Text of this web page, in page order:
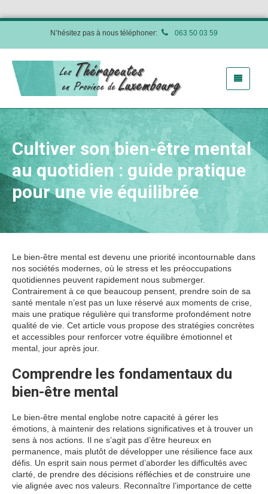
N’hésitez pas à nous téléphoner: 063 50 03 59
Cultiver son bien-être mental
au quotidien : guide pratique
pour une vie équilibrée
Le bien-être mental est devenu une priorité incontournable dans
nos sociétés modernes, où le stress et les préoccupations
quotidiennes peuvent rapidement nous submerger.
Contrairement à ce que beaucoup pensent, prendre soin de sa
santé mentale n’est pas un luxe réservé aux moments de crise,
mais une pratique régulière qui transforme profondément notre
qualité de vie. Cet article vous propose des stratégies concrètes
et accessibles pour renforcer votre équilibre émotionnel et
mental, jour après jour.
Comprendre les fondamentaux du
bien-être mental
Le bien-être mental englobe notre capacité à gérer les
émotions, à maintenir des relations significatives et à trouver un
sens à nos actions. Il ne s’agit pas d’être heureux en
permanence, mais plutôt de développer une résilience face aux
défis. Un esprit sain nous permet d’aborder les difficultés avec
clarté, de prendre des décisions réfléchies et de construire une
vie alignée avec nos valeurs. Reconnaître l’importance de cette